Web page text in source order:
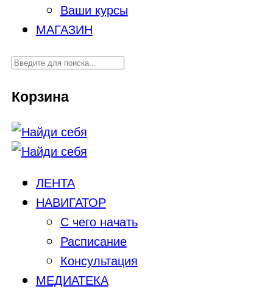
Ваши курсы
МАГАЗИН
Корзина
ЛЕНТА
НАВИГАТОР
С чего начать
Расписание
Консультация
МЕДИАТЕКА